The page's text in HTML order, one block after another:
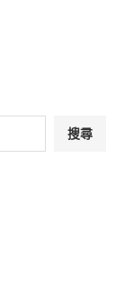
搜尋